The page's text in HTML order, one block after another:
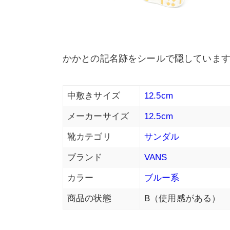
かかとの記名跡をシールで隠しています
中敷きサイズ 12.5cm
メーカーサイズ 12.5cm
靴カテゴリ サンダル
ブランド VANS
カラー ブルー系
商品の状態 B（使用感がある）